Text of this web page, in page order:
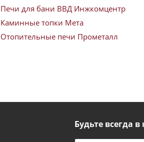
Печи для бани ВВД Инжкомцентр
Каминные топки Мета
Отопительные печи Прометалл
Будьте всегда в